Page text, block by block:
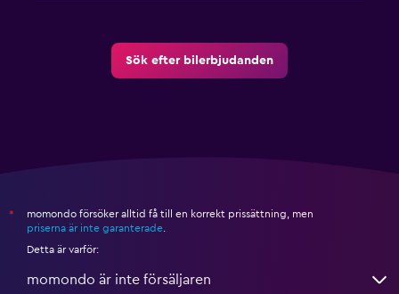
Sök efter bilerbjudanden
*
momondo försöker alltid få till en korrekt prissättning, men
priserna är inte garanterade.
Detta är varför:
momondo är inte försäljaren